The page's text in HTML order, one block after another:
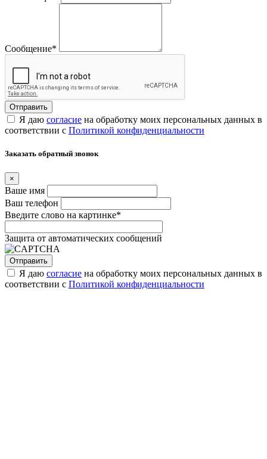
Сообщение*
Я даю согласие на обработку моих персональных данных в
соответствии с Политикой конфиденциальности
Заказать обратный звонок
×
Ваше имя
Ваш телефон
Введите слово на картинке*
Защита от автоматических сообщений
Я даю согласие на обработку моих персональных данных в
соответствии с Политикой конфиденциальности